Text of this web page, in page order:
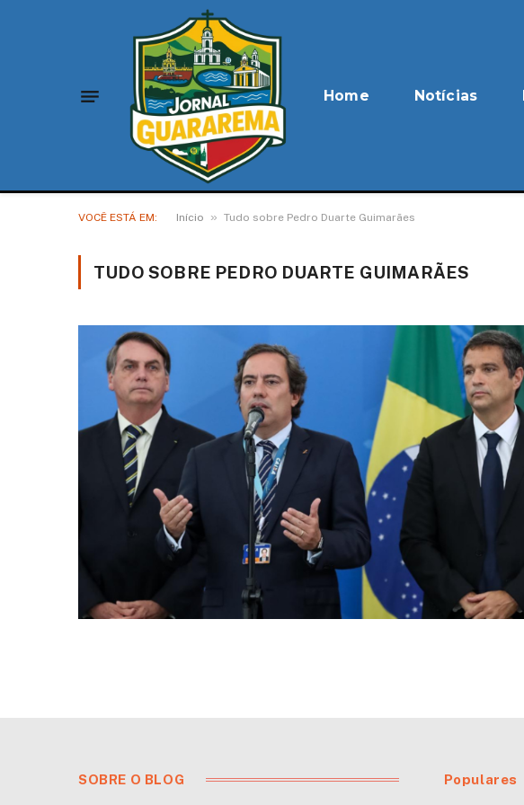
Home Notícias
VOCÊ ESTÁ EM: Início » Tudo sobre Pedro Duarte Guimarães
TUDO SOBRE PEDRO DUARTE GUIMARÃES
SOBRE O BLOG Populares